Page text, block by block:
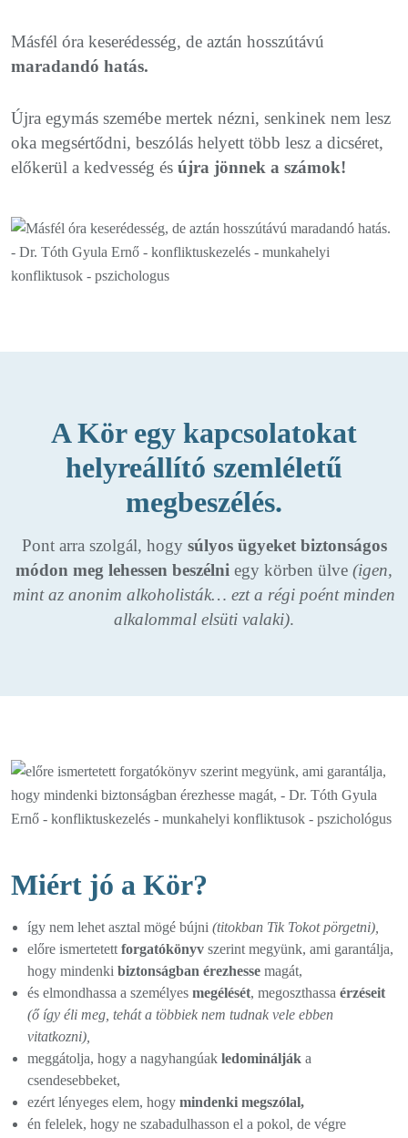
Másfél óra keserédesség, de aztán hosszútávú
maradandó hatás.
Újra egymás szemébe mertek nézni, senkinek nem lesz
oka megsértődni, beszólás helyett több lesz a dicséret,
előkerül a kedvesség és újra jönnek a számok!
A Kör egy kapcsolatokat
helyreállító szemléletű
megbeszélés.
Pont arra szolgál, hogy súlyos ügyeket biztonságos
módon meg lehessen beszélni egy körben ülve (igen,
mint az anonim alkoholisták… ezt a régi poént minden
alkalommal elsüti valaki).
Miért jó a Kör?
így nem lehet asztal mögé bújni (titokban Tik Tokot pörgetni),
előre ismertetett forgatókönyv szerint megyünk, ami garantálja,
hogy mindenki biztonságban érezhesse magát,
és elmondhassa a személyes megélését, megoszthassa érzéseit
(ő így éli meg, tehát a többiek nem tudnak vele ebben
vitatkozni),
meggátolja, hogy a nagyhangúak ledominálják a
csendesebbeket,
ezért lényeges elem, hogy mindenki megszólal,
én felelek, hogy ne szabadulhasson el a pokol, de végre